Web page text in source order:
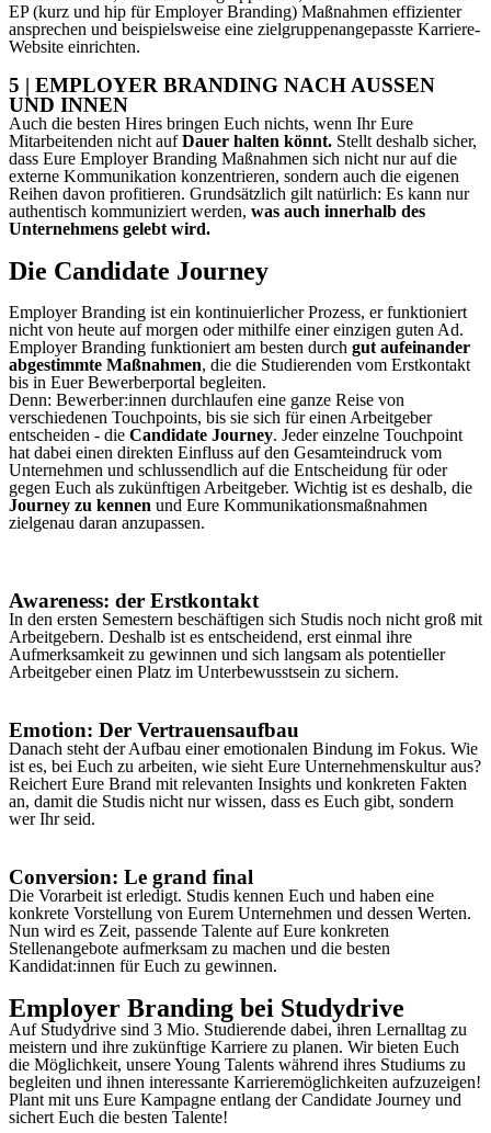
EP (kurz und hip für Employer Branding) Maßnahmen effizienter
ansprechen und beispielsweise eine zielgruppenangepasste Karriere-
Website einrichten.
5 | EMPLOYER BRANDING NACH AUSSEN
UND INNEN
Auch die besten Hires bringen Euch nichts, wenn Ihr Eure
Mitarbeitenden nicht aufDauer halten könnt. Stellt deshalb sicher,
dass Eure Employer Branding Maßnahmen sich nicht nur auf die
externe Kommunikation konzentrieren, sondern auch die eigenen
Reihen davon profitieren. Grundsätzlich gilt natürlich: Es kann nur
authentisch kommuniziert werden, was auch innerhalb des
Unternehmens gelebt wird.
Die Candidate Journey
Employer Branding ist ein kontinuierlicher Prozess, er funktioniert
nicht von heute auf morgen oder mithilfe einer einzigen guten Ad.
Employer Branding funktioniert am besten durch gut aufeinander
abgestimmte Maßnahmen, die die Studierenden vom Erstkontakt
bis in Euer Bewerberportal begleiten.
Denn: Bewerber:innen durchlaufen eine ganze Reise von
verschiedenen Touchpoints, bis sie sich für einen Arbeitgeber
entscheiden - die Candidate Journey. Jeder einzelne Touchpoint
hat dabei einen direkten Einfluss auf den Gesamteindruck vom
Unternehmen und schlussendlich auf die Entscheidung für oder
gegen Euch als zukünftigen Arbeitgeber. Wichtig ist es deshalb, die
Journey zu kennen und Eure Kommunikationsmaßnahmen
zielgenau daran anzupassen.
Awareness: der Erstkontakt
In den ersten Semestern beschäftigen sich Studis noch nicht groß mit
Arbeitgebern. Deshalb ist es entscheidend, erst einmal ihre
Aufmerksamkeit zu gewinnen und sich langsam als potentieller
Arbeitgeber einen Platz im Unterbewusstsein zu sichern.
Emotion: Der Vertrauensaufbau
Danach steht der Aufbau einer emotionalen Bindung im Fokus. Wie
ist es, bei Euch zu arbeiten, wie sieht Eure Unternehmenskultur aus?
Reichert Eure Brand mit relevanten Insights und konkreten Fakten
an, damit die Studis nicht nur wissen, dass es Euch gibt, sondern
wer Ihr seid.
Conversion: Le grand final
Die Vorarbeit ist erledigt. Studis kennen Euch und haben eine
konkrete Vorstellung von Eurem Unternehmen und dessen Werten.
Nun wird es Zeit, passende Talente auf Eure konkreten
Stellenangebote aufmerksam zu machen und die besten
Kandidat:innen für Euch zu gewinnen.
Employer Branding bei Studydrive
Auf Studydrive sind 3 Mio. Studierende dabei, ihren Lernalltag zu
meistern und ihre zukünftige Karriere zu planen. Wir bieten Euch
die Möglichkeit, unsere Young Talents während ihres Studiums zu
begleiten und ihnen interessante Karrieremöglichkeiten aufzuzeigen!
Plant mit uns Eure Kampagne entlang der Candidate Journey und
sichert Euch die besten Talente!